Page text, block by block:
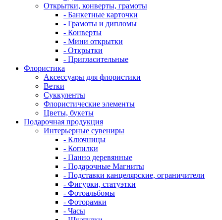
Открытки, конверты, грамоты
- Банкетные карточки
- Грамоты и дипломы
- Конверты
- Мини открытки
- Открытки
- Пригласительные
Флористика
Аксессуары для флористики
Ветки
Суккуленты
Флористические элементы
Цветы, букеты
Подарочная продукция
Интерьерные сувениры
- Ключницы
- Копилки
- Панно деревянные
- Подарочные Магниты
- Подставки канцелярские, ограничители
- Фигурки, статуэтки
- Фотоальбомы
- Фоторамки
- Часы